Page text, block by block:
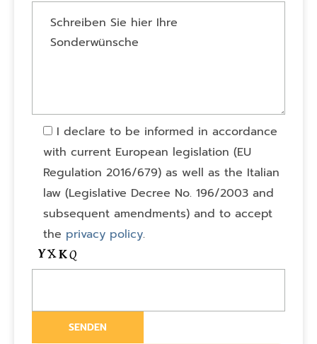
I declare to be informed in accordance
with current European legislation (EU
Regulation 2016/679) as well as the Italian
law (Legislative Decree No. 196/2003 and
subsequent amendments) and to accept
the privacy policy.